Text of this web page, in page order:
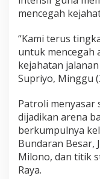
mencegah
“Kami terus
untuk mencegah
kejahatan jalanan
Supriyo, Minggu
Patroli menyasar
dijadikan arena
berkumpulnya
Bundaran Besar,
Milono, dan titik
Raya.